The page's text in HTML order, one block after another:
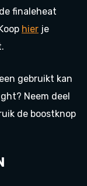
finaleheat
hier je
gebruikt kan
Neem deel
de boostknop